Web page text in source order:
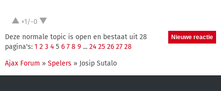
+1/-0
Deze normale topic is open en bestaat uit 28
pagina's: 1 2 3 4 5 6 7 8 9 ... 24 25 26 27 28
Ajax Forum » Spelers » Josip Sutalo